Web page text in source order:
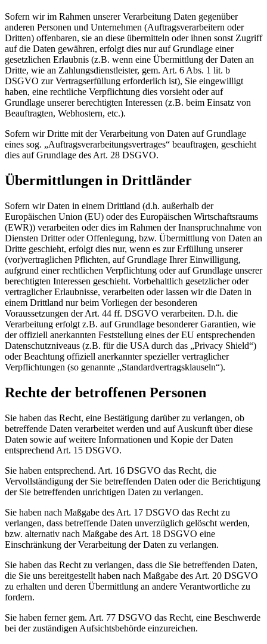
Sofern wir im Rahmen unserer Verarbeitung Daten gegenüber
anderen Personen und Unternehmen (Auftragsverarbeitern oder
Dritten) offenbaren, sie an diese übermitteln oder ihnen sonst Zugriff
auf die Daten gewähren, erfolgt dies nur auf Grundlage einer
gesetzlichen Erlaubnis (z.B. wenn eine Übermittlung der Daten an
Dritte, wie an Zahlungsdienstleister, gem. Art. 6 Abs. 1 lit. b
DSGVO zur Vertragserfüllung erforderlich ist), Sie eingewilligt
haben, eine rechtliche Verpflichtung dies vorsieht oder auf
Grundlage unserer berechtigten Interessen (z.B. beim Einsatz von
Beauftragten, Webhostern, etc.).
Sofern wir Dritte mit der Verarbeitung von Daten auf Grundlage
eines sog. „Auftragsverarbeitungsvertrages“ beauftragen, geschieht
dies auf Grundlage des Art. 28 DSGVO.
Übermittlungen in Drittländer
Sofern wir Daten in einem Drittland (d.h. außerhalb der
Europäischen Union (EU) oder des Europäischen Wirtschaftsraums
(EWR)) verarbeiten oder dies im Rahmen der Inanspruchnahme von
Diensten Dritter oder Offenlegung, bzw. Übermittlung von Daten an
Dritte geschieht, erfolgt dies nur, wenn es zur Erfüllung unserer
(vor)vertraglichen Pflichten, auf Grundlage Ihrer Einwilligung,
aufgrund einer rechtlichen Verpflichtung oder auf Grundlage unserer
berechtigten Interessen geschieht. Vorbehaltlich gesetzlicher oder
vertraglicher Erlaubnisse, verarbeiten oder lassen wir die Daten in
einem Drittland nur beim Vorliegen der besonderen
Voraussetzungen der Art. 44 ff. DSGVO verarbeiten. D.h. die
Verarbeitung erfolgt z.B. auf Grundlage besonderer Garantien, wie
der offiziell anerkannten Feststellung eines der EU entsprechenden
Datenschutzniveaus (z.B. für die USA durch das „Privacy Shield“)
oder Beachtung offiziell anerkannter spezieller vertraglicher
Verpflichtungen (so genannte „Standardvertragsklauseln“).
Rechte der betroffenen Personen
Sie haben das Recht, eine Bestätigung darüber zu verlangen, ob
betreffende Daten verarbeitet werden und auf Auskunft über diese
Daten sowie auf weitere Informationen und Kopie der Daten
entsprechend Art. 15 DSGVO.
Sie haben entsprechend. Art. 16 DSGVO das Recht, die
Vervollständigung der Sie betreffenden Daten oder die Berichtigung
der Sie betreffenden unrichtigen Daten zu verlangen.
Sie haben nach Maßgabe des Art. 17 DSGVO das Recht zu
verlangen, dass betreffende Daten unverzüglich gelöscht werden,
bzw. alternativ nach Maßgabe des Art. 18 DSGVO eine
Einschränkung der Verarbeitung der Daten zu verlangen.
Sie haben das Recht zu verlangen, dass die Sie betreffenden Daten,
die Sie uns bereitgestellt haben nach Maßgabe des Art. 20 DSGVO
zu erhalten und deren Übermittlung an andere Verantwortliche zu
fordern.
Sie haben ferner gem. Art. 77 DSGVO das Recht, eine Beschwerde
bei der zuständigen Aufsichtsbehörde einzureichen.